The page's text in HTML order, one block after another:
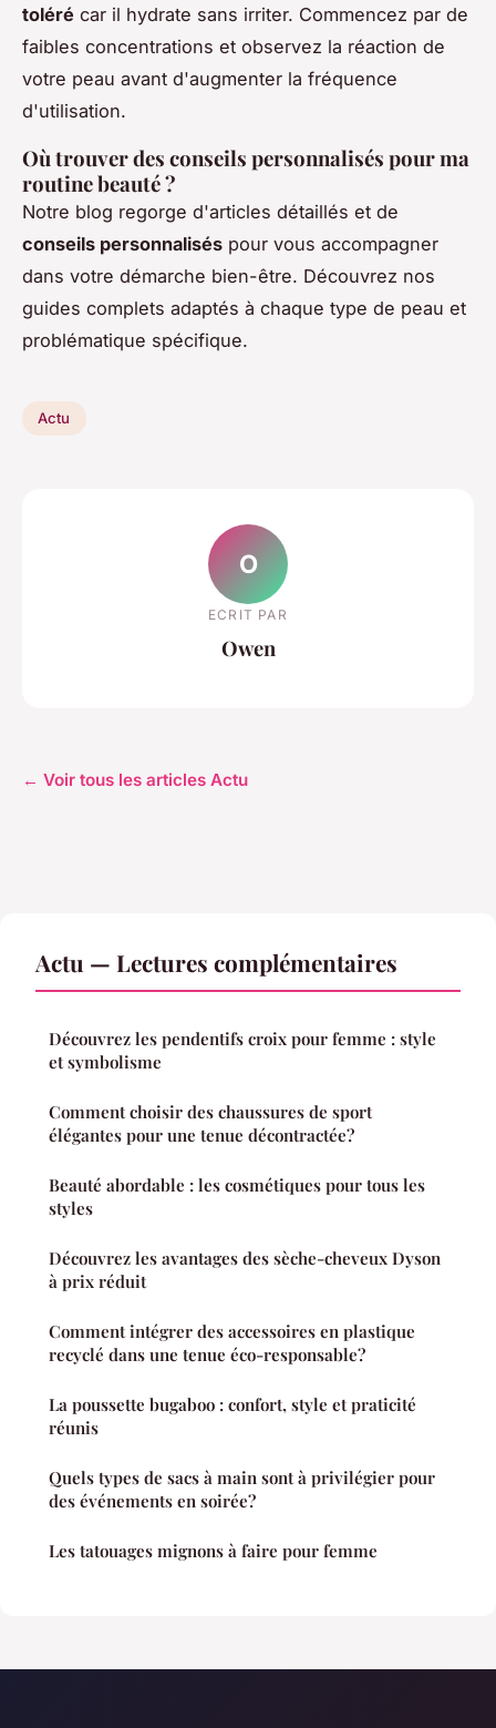
toléré car il hydrate sans irriter. Commencez par de
faibles concentrations et observez la réaction de
votre peau avant d'augmenter la fréquence
d'utilisation.
Où trouver des conseils personnalisés pour ma
routine beauté ?
Notre blog regorge d'articles détaillés et de
conseils personnalisés pour vous accompagner
dans votre démarche bien-être. Découvrez nos
guides complets adaptés à chaque type de peau et
problématique spécifique.
Actu
O
ECRIT PAR
Owen
← Voir tous les articles Actu
Actu — Lectures complémentaires
Découvrez les pendentifs croix pour femme : style
et symbolisme
Comment choisir des chaussures de sport
élégantes pour une tenue décontractée?
Beauté abordable : les cosmétiques pour tous les
styles
Découvrez les avantages des sèche-cheveux Dyson
à prix réduit
Comment intégrer des accessoires en plastique
recyclé dans une tenue éco-responsable?
La poussette bugaboo : confort, style et praticité
réunis
Quels types de sacs à main sont à privilégier pour
des événements en soirée?
Les tatouages mignons à faire pour femme